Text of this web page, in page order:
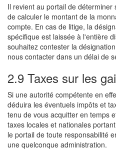
Il revient au portail de
de calculer le montant de la
compte. En cas de litige, la
spécifique est laissée à l'entière
souhaitez contester la
nous contacter dans un délai de
2.9 Taxes sur les
Si une autorité compétente en
déduira les éventuels impôts et
tenu de vous acquitter en temps
taxes locales et nationales
le portail de toute responsabilité
une quelconque administration.